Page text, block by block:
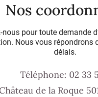
Nos
nous pour toute demande
Nous vous répondrons
délais.
Téléphone: 02 33
de la Roque